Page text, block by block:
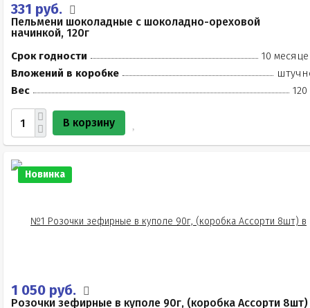
331 руб.
Пельмени шоколадные с шоколадно-ореховой
начинкой, 120г
Срок годности
10
Вложений в коробке
Вес
120
В корзину
Новинка
1 050 руб.
Розочки зефирные в куполе 90г, (коробка Ассорти 8шт)